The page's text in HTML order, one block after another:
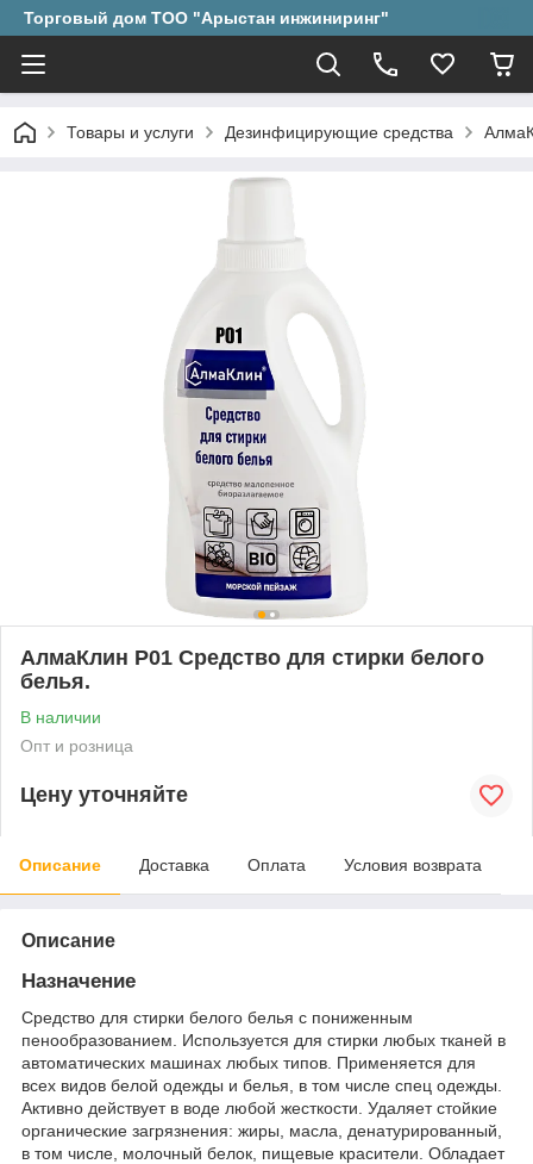
Торговый дом ТОО "Арыстан инжиниринг"
Товары и услуги Дезинфицирующие средства
АлмаКлин P01 Средство для стирки белого
белья.
В наличии
Опт и розница
Цену уточняйте
Описание Доставка Оплата Условия возврата
Описание
Назначение
Средство для стирки белого белья с пониженным
пенообразованием. Используется для стирки любых тканей в
автоматических машинах любых типов. Применяется для
всех видов белой одежды и белья, в том числе спец одежды.
Активно действует в воде любой жесткости. Удаляет стойкие
органические загрязнения: жиры, масла, денатурированный,
в том числе, молочный белок, пищевые красители. Обладает